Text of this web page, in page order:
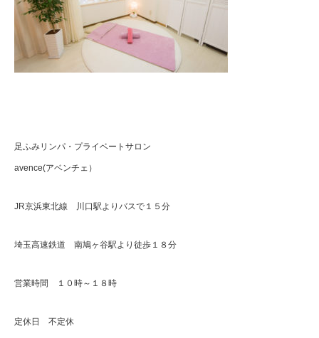
足ふみリンパ・プライベートサロン
avence(アベンチェ）
JR京浜東北線 川口駅よりバスで１５分
埼玉高速鉄道 南鳩ヶ谷駅より徒歩１８分
営業時間 １０時～１８時
定休日 不定休